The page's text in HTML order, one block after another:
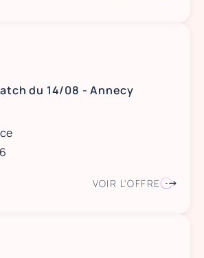
du 14/08 - Annecy
VOIR L'OFFRE